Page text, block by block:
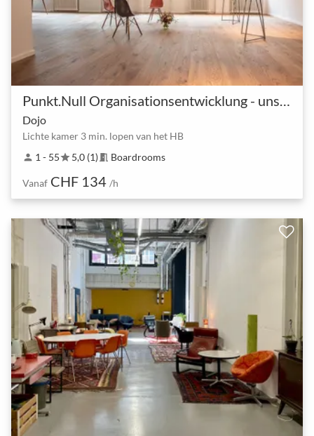
Dojo
Lichte kamer 3 min. lopen van het HB
person 1 - 55star5,0 (1) meeting_room Boardrooms
Vanaf CHF 134 /h